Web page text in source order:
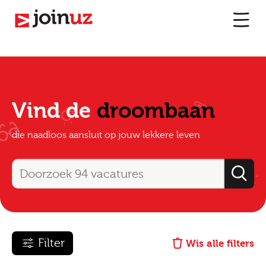
Vind de droombaan
die naadloos aansluit op jouw lekkere leven
Filter Wis alle filters